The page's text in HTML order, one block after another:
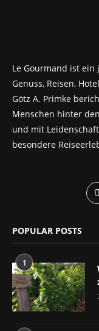
Le Gourmand ist
Genuss, Reisen,
Götz A. Primke
Menschen hinter
und mit
besondere
POPULAR POSTS
1